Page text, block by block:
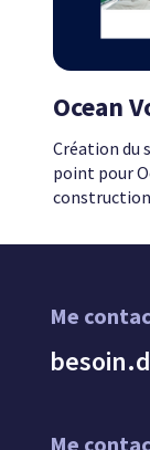
Ocean
Création du
point pour
Me
Me